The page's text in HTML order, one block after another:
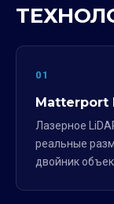
01
Matterport
Лазерное
реальные
двойник